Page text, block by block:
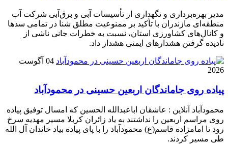
مدیر بهره‌برداری و نگهداری از تأسیسات آبی و برق‌آبی شرکت آب
منطقه‌ای مازندران با تأکید بر ممنوعیت مطلق شنا در تمامی سدها
و کانال‌های کشاورزی استان، نسبت به خطرات جانی ناشی از
نادیده گرفتن هشدارهای ایمنی هشدار داد.
04 آگوست
2026
پیاده روی جاماندگان اربعین حسینی در محمودآباد
محمودآباد آنلاین : عاشقان اباعبدالله الحسین که امسال توفیق پیاده
روی مراسم اربعین را نداشتند به یاد زائران کربلا مسیر مهدیه سرخ
رود تا امامزاده قاسم(ع) محمودآباد را با پای پیاده بیاد خاندان آل الله
طی مسیر کردند.